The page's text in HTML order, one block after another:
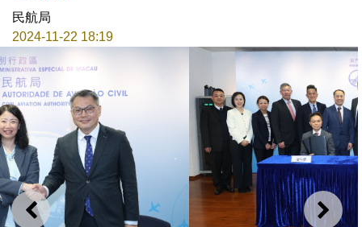
民航局
2024-11-22 18:19
上一则 下一